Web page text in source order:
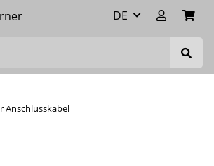
DE
Anschlusskabel